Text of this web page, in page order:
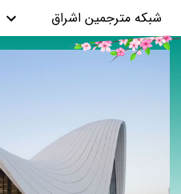
شبکه مترجمین اشراق